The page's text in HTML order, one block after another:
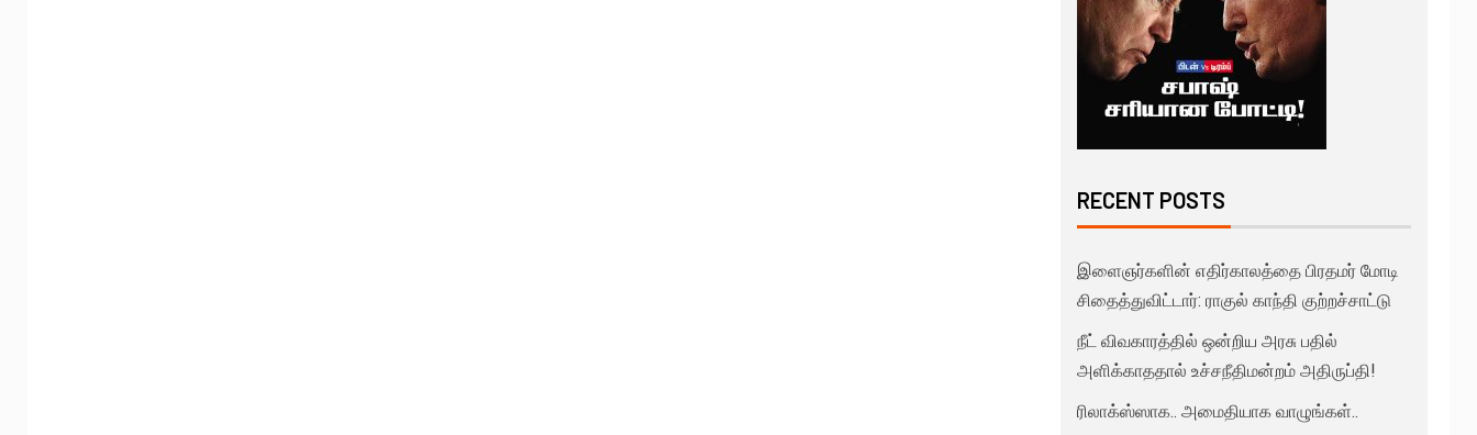
RECENT POSTS
இளைஞர்களின் எதிர்காலத்தை பிரதமர் மோடி
சிதைத்துவிட்டார்: ராகுல் காந்தி குற்றச்சாட்டு
நீட் விவகாரத்தில் ஒன்றிய அரசு பதில்
அளிக்காததால் உச்சநீதிமன்றம் அதிருப்தி!
ரிலாக்ஸ்ஸாக.. அமைதியாக வாழுங்கள்..